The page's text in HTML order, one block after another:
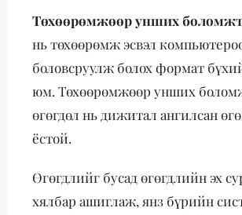
Төхөөрөмжөөр унших
нь төхөөрөмж эсвэл
боловсруулж болох формат
юм. Төхөөрөмжөөр унших
өгөгдөл нь дижитал ангилсан
ёстой.
Өгөгдлийг бусад өгөгдлийн эх
хялбар ашиглаж, янз бүрийн